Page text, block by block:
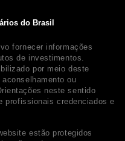
do Brasil
fornecer informações
de investimentos.
por meio deste
ou
neste sentido
profissionais credenciados e
estão protegidos